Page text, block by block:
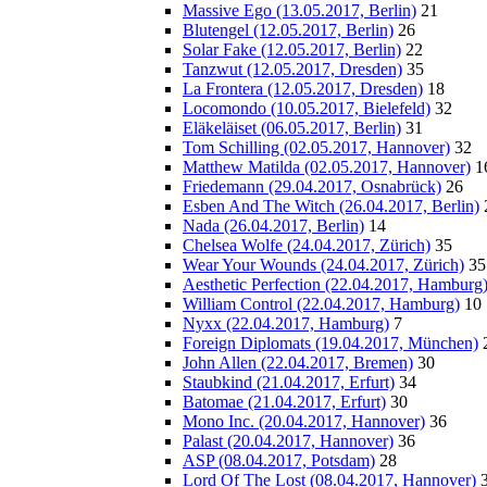
Massive Ego (13.05.2017, Berlin) 21
Blutengel (12.05.2017, Berlin) 26
Solar Fake (12.05.2017, Berlin) 22
Tanzwut (12.05.2017, Dresden) 35
La Frontera (12.05.2017, Dresden) 18
Locomondo (10.05.2017, Bielefeld) 32
Eläkeläiset (06.05.2017, Berlin) 31
Tom Schilling (02.05.2017, Hannover) 32
Matthew Matilda (02.05.2017, Hannover)
Friedemann (29.04.2017, Osnabrück) 26
Esben And The Witch (26.04.2017, Berlin)
Nada (26.04.2017, Berlin) 14
Chelsea Wolfe (24.04.2017, Zürich) 35
Wear Your Wounds (24.04.2017, Zürich) 35
Aesthetic Perfection (22.04.2017, Hamburg)
William Control (22.04.2017, Hamburg) 10
Nyxx (22.04.2017, Hamburg) 7
Foreign Diplomats (19.04.2017, München)
John Allen (22.04.2017, Bremen) 30
Staubkind (21.04.2017, Erfurt) 34
Batomae (21.04.2017, Erfurt) 30
Mono Inc. (20.04.2017, Hannover) 36
Palast (20.04.2017, Hannover) 36
ASP (08.04.2017, Potsdam) 28
Lord Of The Lost (08.04.2017, Hannover)